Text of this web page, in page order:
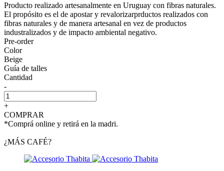
Producto realizado artesanalmente en Uruguay con fibras naturales.
El propósito es el de apostar y revalorizarprductos realizados con
fibras naturales y de manera artesanal en vez de productos
industralizados y de impacto ambiental negativo.
Pre-order
Color
Beige
Guía de talles
Cantidad
-
+
COMPRAR
*Comprá online y retirá en la madri.
¿MÁS CAFÉ?